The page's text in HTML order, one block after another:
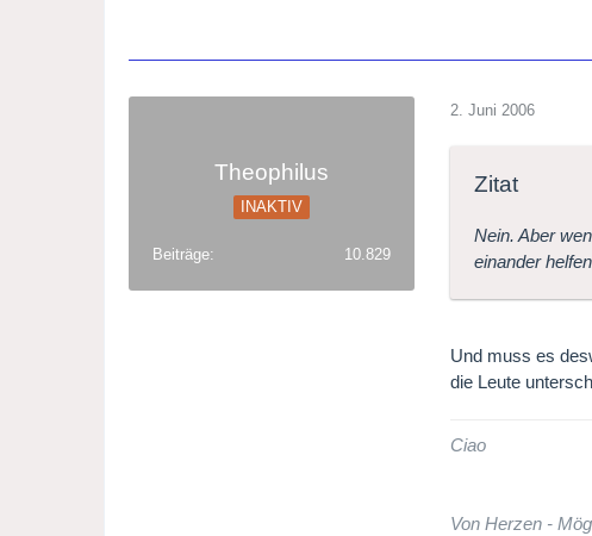
Theophilus
INAKTIV
Beiträge 10.829
2. Juni 2006
Zitat
Nein. Aber
einander
Und muss es
die Leute
Ciao
Von Herzen -